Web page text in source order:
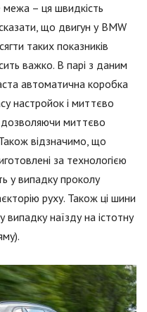
межа – ця швидкість
що двигун у BMW
таких показників
важко. В парі з даним
автоматична коробка
настройок і миттєво
миттєво
відзначимо, що
за технологією
у випадку проколу
руху. Також ці шини
випадку наїзду на істотну